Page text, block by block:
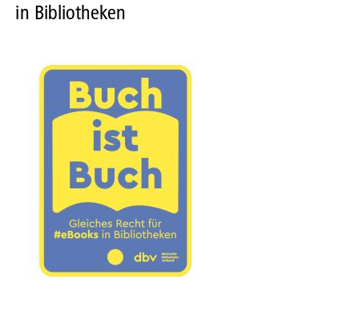
in Bibliotheken